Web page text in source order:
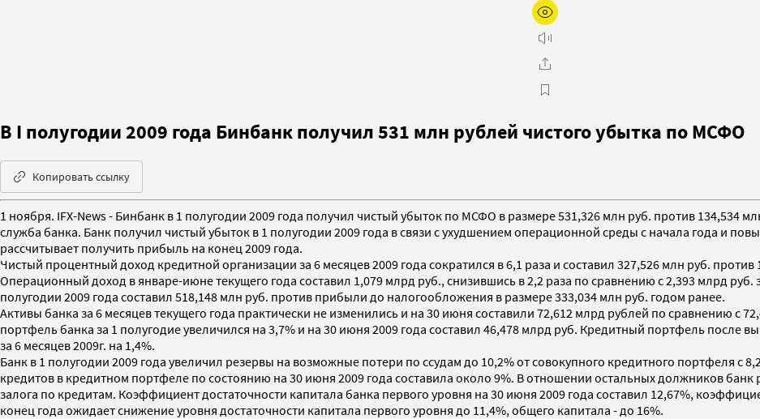
В I полугодии 2009 года Бинбанк получил 531 млн рублей чистого убытка по МСФО
Копировать ссылку
1 ноября. IFX-News - Бинбанк в 1 полугодии 2009 года получил чистый убыток по МСФО в размере 531,326 млн руб. против 134,534
служба банка. Банк получил чистый убыток в 1 полугодии 2009 года в связи с ухудшением операционной среды с начала года и
рассчитывает получить прибыль на конец 2009 года.
Чистый процентный доход кредитной организации за 6 месяцев 2009 года сократился в 6,1 раза и составил 327,526 млн руб.
Операционный доход в январе-июне текущего года составил 1,079 млрд руб., снизившись в 2,2 раза по сравнению с 2,393 млрд руб.
полугодии 2009 года составил 518,148 млн руб. против прибыли до налогообложения в размере 333,034 млн руб. годом ранее.
Активы банка за 6 месяцев текущего года практически не изменились и на 30 июня составили 72,612 млрд рублей по сравнению с
портфель банка за 1 полугодие увеличился на 3,7% и на 30 июня 2009 года составил 46,478 млрд руб. Кредитный портфель после
за 6 месяцев 2009г. на 1,4%.
Банк в 1 полугодии 2009 года увеличил резервы на возможные потери по ссудам до 10,2% от совокупного кредитного портфеля с
кредитов в кредитном портфеле по состоянию на 30 июня 2009 года составила около 9%. В отношении остальных должников
залога по кредитам. Коэффициент достаточности капитала банка первого уровня на 30 июня 2009 года составил 12,67%,
конец года ожидает снижение уровня достаточности капитала первого уровня до 11,4%, общего капитала - до 16%.